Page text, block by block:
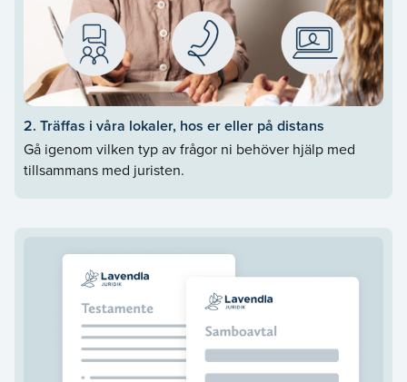
2. Träffas i våra lokaler, hos er eller på distans
Gå igenom vilken typ av frågor ni behöver hjälp med
tillsammans med juristen.